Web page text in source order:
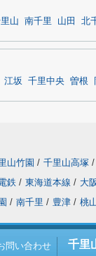
山 南千里 山田 北
江坂 千里中央 曽根
山竹園 / 千里山高塚 /
鉄 / 東海道本線 / 大
/ 南千里 / 豊津 / 桃
問い合わせ
千里